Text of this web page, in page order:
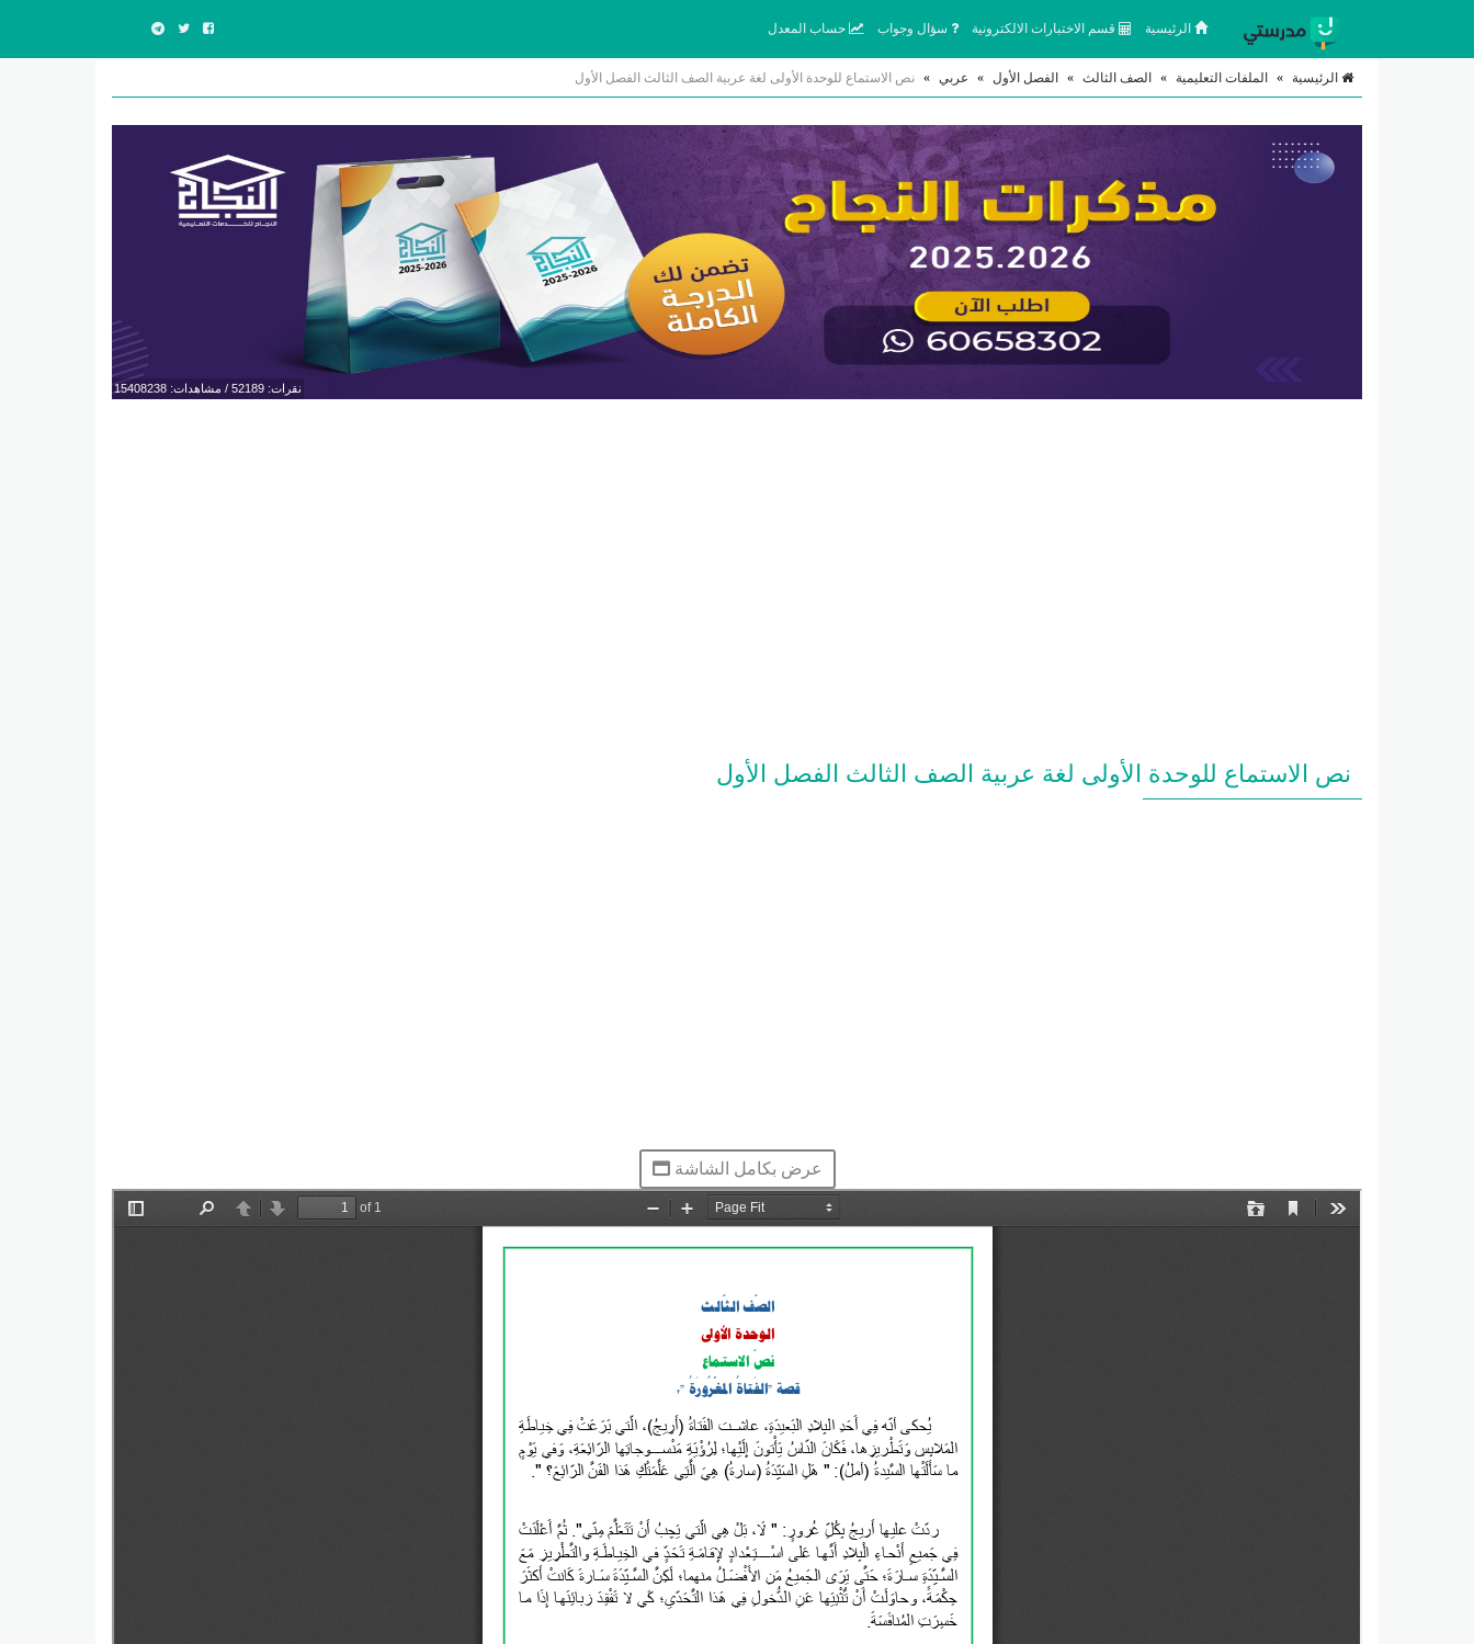
الرئيسية قسم الاختبارات الالكترونية سؤال وجواب حساب المعدل
الرئيسية » الملفات التعليمية » الصف الثالث » الفصل الأول » عربي » نص الاستماع للوحدة الأولى لغة عربية الصف الثالث الفصل الأول
نقرات: 52189 / مشاهدات: 15408238
نص الاستماع للوحدة الأولى لغة عربية الصف الثالث الفصل الأول
عرض بكامل الشاشة